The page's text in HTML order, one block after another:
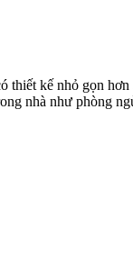
thiết kế nhỏ gọn
nhà như phòng